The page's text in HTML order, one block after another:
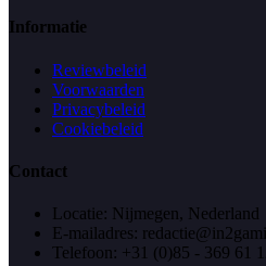
Informatie
Reviewbeleid
Voorwaarden
Privacybeleid
Cookiebeleid
Contact
Locatie: Nijmegen, Nederland
E-mailadres:
Telefoon: +31 (0)85 - 369 61